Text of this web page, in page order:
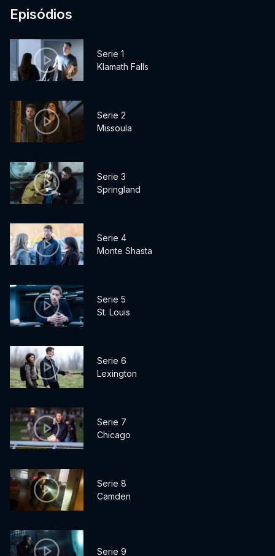
Episódios
Serie 1
Klamath Falls
Serie 2
Missoula
Serie 3
Springland
Serie 4
Monte Shasta
Serie 5
St. Louis
Serie 6
Lexington
Serie 7
Chicago
Serie 8
Camden
Serie 9